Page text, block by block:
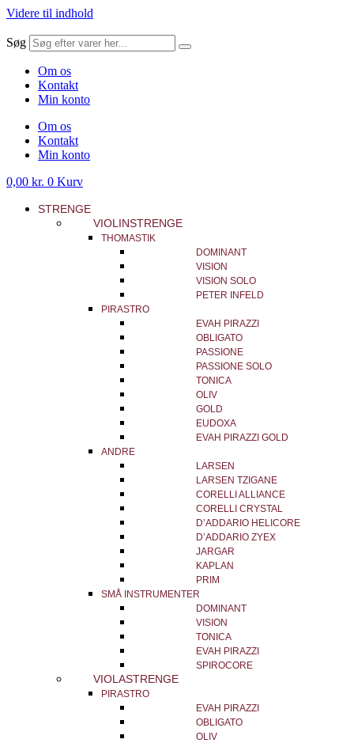
Videre til indhold
Søg
Om os
Kontakt
Min konto
Om os
Kontakt
Min konto
0,00 kr. 0 Kurv
STRENGE
VIOLINSTRENGE
THOMASTIK
DOMINANT
VISION
VISION SOLO
PETER INFELD
PIRASTRO
EVAH PIRAZZI
OBLIGATO
PASSIONE
PASSIONE SOLO
TONICA
OLIV
GOLD
EUDOXA
EVAH PIRAZZI GOLD
ANDRE
LARSEN
LARSEN TZIGANE
CORELLI ALLIANCE
CORELLI CRYSTAL
D’ADDARIO HELICORE
D’ADDARIO ZYEX
JARGAR
KAPLAN
PRIM
SMÅ INSTRUMENTER
DOMINANT
VISION
TONICA
EVAH PIRAZZI
SPIROCORE
VIOLASTRENGE
PIRASTRO
EVAH PIRAZZI
OBLIGATO
OLIV